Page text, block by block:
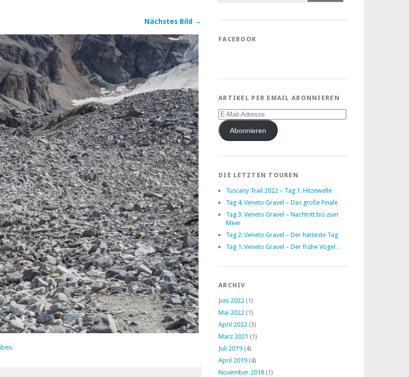
Nächstes Bild →
.
FACEBOOK
ARTIKEL PER EMAIL ABONNIEREN
E-
Mail-
AdresseAbonnieren
DIE LETZTEN TOUREN
Tuscany Trail 2022 – Tag 1: Hitzewelle
Tag 4: Veneto Gravel – Das große Finale
Tag 3: Veneto Gravel – Nachtritt bis zum
Meer
Tag 2: Veneto Gravel – Der härteste Tag
Tag 1: Veneto Gravel – Der frühe Vogel…
ARCHIV
Juni 2022 (1)
Mai 2022 (1)
April 2022 (3)
März 2021 (1)
Juli 2019 (4)
April 2019 (4)
November 2018 (1)